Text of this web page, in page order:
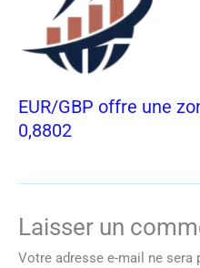
EUR/GBP offre une
0,8802
Laisser un
Votre adresse e-mail ne sera